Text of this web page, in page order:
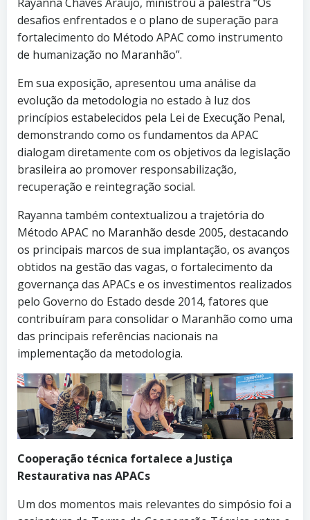
desafios enfrentados e o plano de superação para
fortalecimento do Método APAC como instrumento
de humanização no Maranhão”.
Em sua exposição, apresentou uma análise da
evolução da metodologia no estado à luz dos
princípios estabelecidos pela Lei de Execução Penal,
demonstrando como os fundamentos da APAC
dialogam diretamente com os objetivos da legislação
brasileira ao promover responsabilização,
recuperação e reintegração social.
Rayanna também contextualizou a trajetória do
Método APAC no Maranhão desde 2005, destacando
os principais marcos de sua implantação, os avanços
obtidos na gestão das vagas, o fortalecimento da
governança das APACs e os investimentos realizados
pelo Governo do Estado desde 2014, fatores que
contribuíram para consolidar o Maranhão como uma
das principais referências nacionais na
implementação da metodologia.
Cooperação técnica fortalece a Justiça
Restaurativa nas APACs
Um dos momentos mais relevantes do simpósio foi a